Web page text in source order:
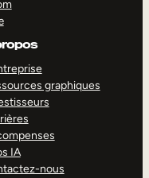
graphiques
IA
nous